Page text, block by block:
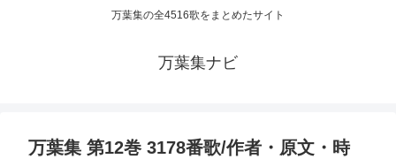
万葉集の全4516歌をまとめたサイト
万葉集ナビ
万葉集 第12巻 3178番歌/作者・原文・時